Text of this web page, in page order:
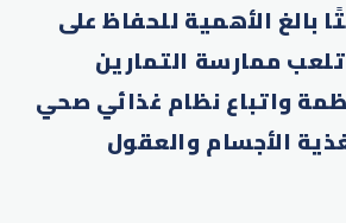
بالغ الأهمية للحفاظ على
تلعب ممارسة التمارين
واتباع نظام غذائي صحي
الأجسام والعقول